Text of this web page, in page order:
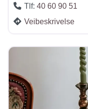
Tlf: 40 60 90 51
Veibeskrivelse